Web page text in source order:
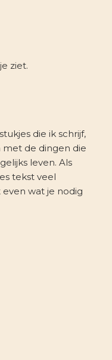
ziet.
die ik schrijf,
de dingen die
leven. Als
tekst veel
wat je nodig